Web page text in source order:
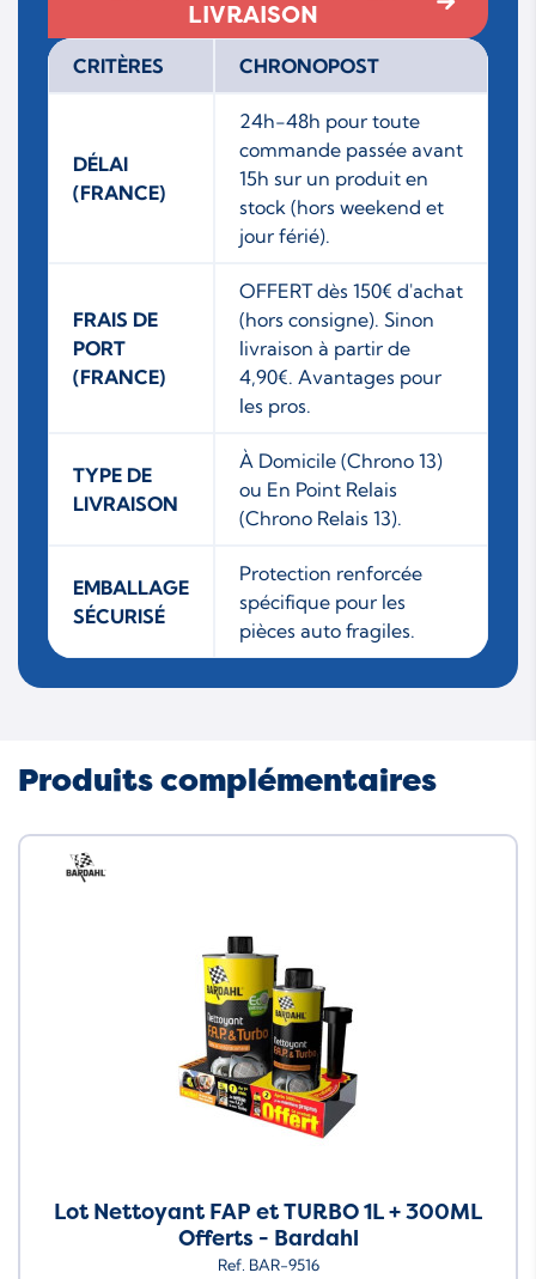
LIVRAISON
CRITÈRES CHRONOPOST
DÉLAI
(FRANCE)
24h-48h pour toute
commande passée avant
15h sur un produit en
stock (hors weekend et
jour férié).
FRAIS DE
PORT
(FRANCE)
OFFERT dès 150€ d'achat
(hors consigne). Sinon
livraison à partir de
4,90€. Avantages pour
les pros.
TYPE DE
LIVRAISON
À Domicile (Chrono 13)
ou En Point Relais
(Chrono Relais 13).
EMBALLAGE
SÉCURISÉ
Protection renforcée
spécifique pour les
pièces auto fragiles.
Produits complémentaires
Neuf
Lot Nettoyant FAP et TURBO 1L + 300ML
Offerts - Bardahl
Ref. BAR-9516